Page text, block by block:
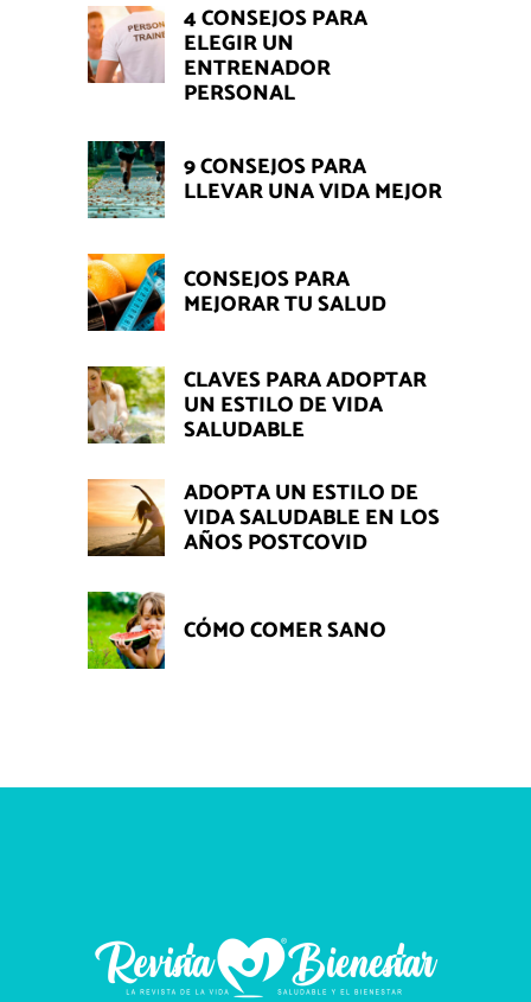
4 CONSEJOS PARA
ELEGIR UN
ENTRENADOR
PERSONAL
9 CONSEJOS PARA
LLEVAR UNA VIDA MEJOR
CONSEJOS PARA
MEJORAR TU SALUD
CLAVES PARA ADOPTAR
UN ESTILO DE VIDA
SALUDABLE
ADOPTA UN ESTILO DE
VIDA SALUDABLE EN LOS
AÑOS POSTCOVID
CÓMO COMER SANO